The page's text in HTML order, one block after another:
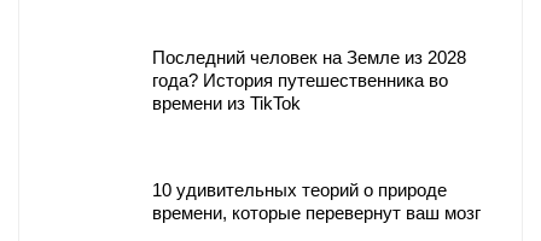
Последний человек на Земле из 2028
года? История путешественника во
времени из TikTok
10 удивительных теорий о природе
времени, которые перевернут ваш мозг